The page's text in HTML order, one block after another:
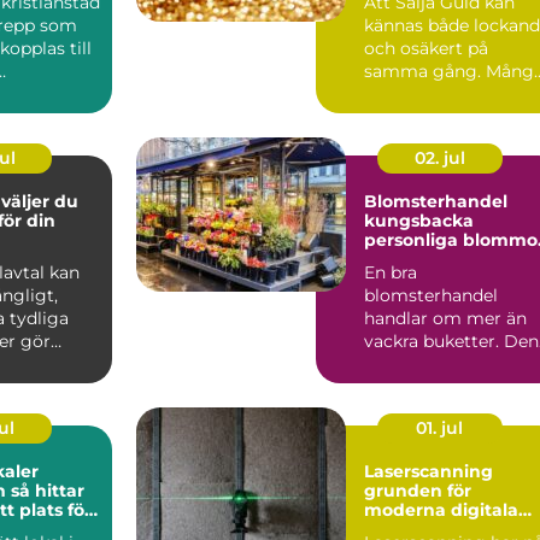
som
till
kännas både
och osäkert på
samma gång.
ärvda ri...
din
kan
tydliga
gör
02. jul
Blomsterhandel
kungsbacka
personliga
En bra
blomsterhandel
handlar om mer än
vackra buketter. Den
känsla för säsong
och...
plats för
01. jul
Laserscanning
grunden för
moderna digitala